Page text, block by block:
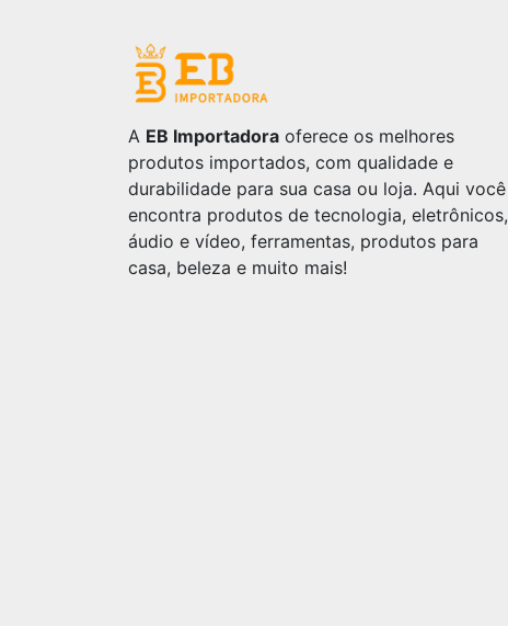
A EB Importadora oferece os melhores
produtos importados, com qualidade e
durabilidade para sua casa ou loja. Aqui você
encontra produtos de tecnologia, eletrônicos,
áudio e vídeo, ferramentas, produtos para
casa, beleza e muito mais!